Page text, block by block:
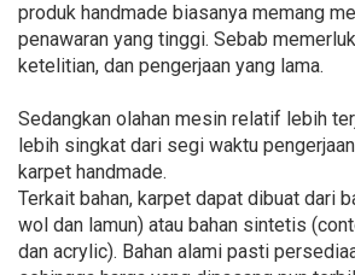
produk handmade biasanya memang
penawaran yang tinggi. Sebab
ketelitian, dan pengerjaan yang lama.
Sedangkan olahan mesin relatif lebih
lebih singkat dari segi waktu
karpet handmade.
Terkait bahan, karpet dapat dibuat dari
wol dan lamun) atau bahan sintetis
dan acrylic). Bahan alami pasti